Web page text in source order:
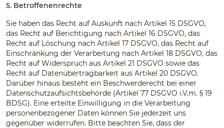
5. Betroffenenrechte
Sie haben das Recht auf Auskunft nach Artikel 15 DSGVO,
das Recht auf Berichtigung nach Artikel 16 DSGVO, das
Recht auf Löschung nach Artikel 17 DSGVO, das Recht auf
Einschränkung der Verarbeitung nach Artikel 18 DSGVO, das
Recht auf Widerspruch aus Artikel 21 DSGVO sowie das
Recht auf Datenübertragbarkeit aus Artikel 20 DSGVO.
Darüber hinaus besteht ein Beschwerderecht bei einer
Datenschutzaufsichtsbehörde (Artikel 77 DSGVO i.V.m. § 19
BDSG). Eine erteilte Einwilligung in die Verarbeitung
personenbezogener Daten können Sie jederzeit uns
gegenüber widerrufen. Bitte beachten Sie, dass der